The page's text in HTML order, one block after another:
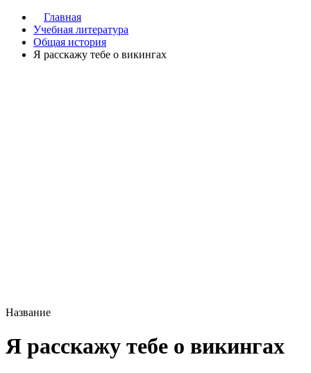
Главная
Учебная литература
Общая история
Я расскажу тебе о викингах
Название
Я расскажу тебе о викингах